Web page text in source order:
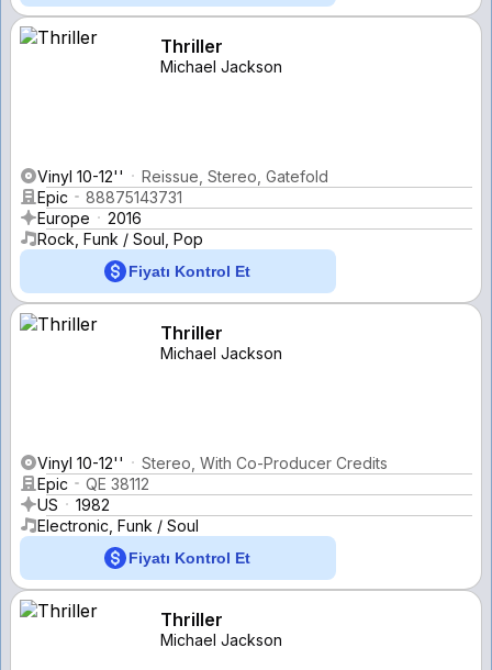
Thriller
Michael Jackson
Vinyl 10-12''
Reissue, Stereo, Gatefold
Epic
88875143731
Europe
2016
Rock, Funk / Soul, Pop
Fiyatı Kontrol Et
Thriller
Michael Jackson
Vinyl 10-12''
Stereo, With Co-Producer Credits
Epic
QE 38112
US
1982
Electronic, Funk / Soul
Fiyatı Kontrol Et
Thriller
Michael Jackson